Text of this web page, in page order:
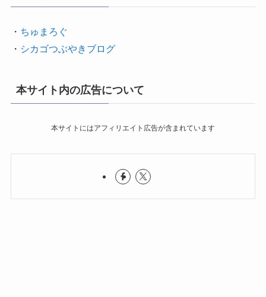
・ ちゅまろぐ
・ シカゴつぶやきブログ
本サイト内の広告について
本サイトにはアフィリエイト広告が含まれています